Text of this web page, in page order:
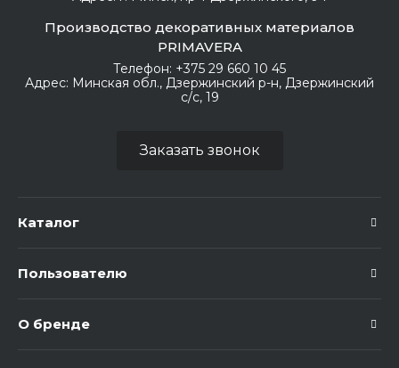
Производство декоративных материалов
PRIMAVERA
Телефон: +375 29 660 10 45
Адрес: Минская обл., Дзержинский р-н, Дзержинский
с/с, 19
Заказать звонок
Каталог
Пользователю
О бренде